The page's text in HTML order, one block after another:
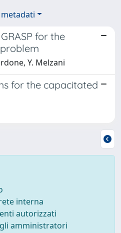
for the
Y. Melzani
for the capacitated
interna
autorizzati
amministratori